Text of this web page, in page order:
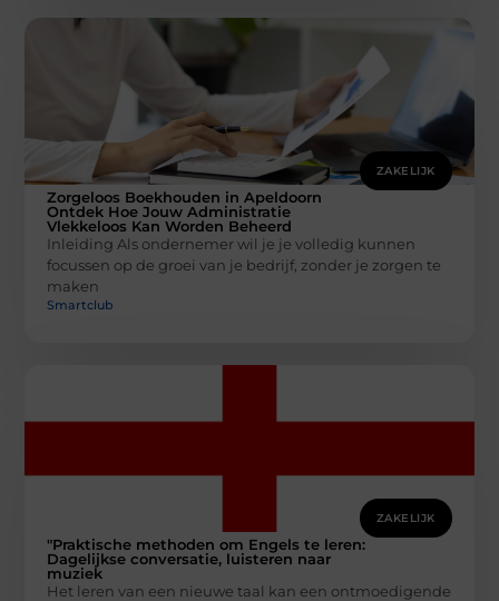
ZAKELIJK
Zorgeloos Boekhouden in Apeldoorn
Ontdek Hoe Jouw Administratie
Vlekkeloos Kan Worden Beheerd
Inleiding Als ondernemer wil je je volledig kunnen
focussen op de groei van je bedrijf, zonder je zorgen te
maken
Smartclub
ZAKELIJK
"Praktische methoden om Engels te leren:
Dagelijkse conversatie, luisteren naar
muziek
Het leren van een nieuwe taal kan een ontmoedigende